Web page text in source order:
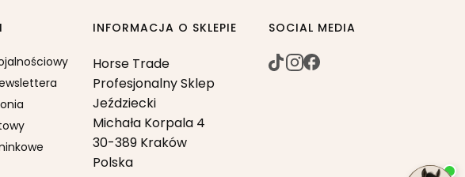
INFORMACJA O SKLEPIE
Horse Trade
Profesjonalny Sklep
Jeździecki
Michała Korpala 4
30-389 Kraków
Polska
SOCIAL MEDIA